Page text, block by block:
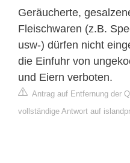
Geräucherte,
Fleischwaren (z.B.
usw-) dürfen nicht
die Einfuhr von
und Eiern verboten.
Antrag auf Entfernung der
vollständige Antwort auf